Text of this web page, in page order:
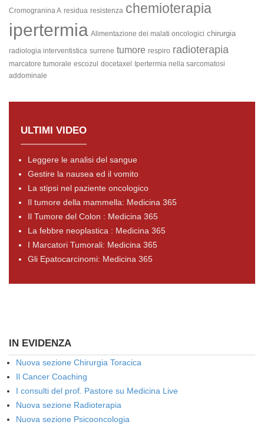
Cromogranina A residua resistenza chemioterapia
ipertermia Alimentazione dei malati oncologici chirurgia
radiologia interventistica surrene tumore respiro radioterapia
marcatore tumorale escozul docetaxel
Ipertermia nella sarcomatosi
addominale
ULTIMI VIDEO
Leggere le analisi del sangue
Gestire la nausea ed il vomito
La stipsi nel paziente oncologico
Il tumore della mammella: Medicina 365
Il Tumore del Colon : Medicina 365
La febbre neoplastica : Medicina 365
I Marcatori Tumorali: Medicina 365
Gli Epatocarcinomi: Medicina 365
IN EVIDENZA
Nuova sezione Chirurgia Toracica
Il Cancer Coaching
I consulti del prof. Pastore su Medicina Live
Nuova sezione Radioterapia
Nuova sezione Psicooncologia